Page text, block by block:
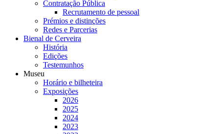
Contratação Pública
Recrutamento de pessoal
Prémios e distinções
Redes e Parcerias
Bienal de Cerveira
História
Edições
Testemunhos
Museu
Horário e bilheteira
Exposições
2026
2025
2024
2023